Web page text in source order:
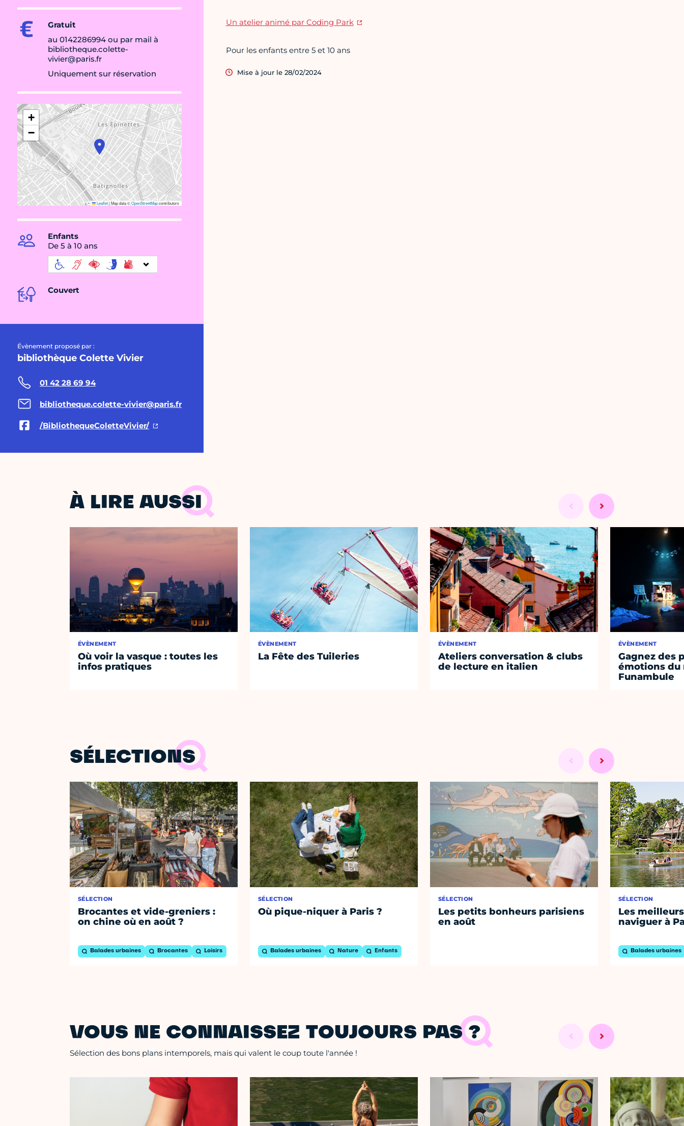
Gratuit
au 0142286994 ou par mail à
bibliotheque.colette-
vivier@paris.fr
Uniquement sur réservation
+
−
Leaflet|Map data ©OpenStreetMapcontributors
Enfants
De 5 à 10 ans
Couvert
Évènement proposé par :
bibliothèque Colette Vivier
01 42 28 69 94
bibliotheque.colette-vivier@paris.fr
/BibliothequeColetteVivier/
Un atelier animé par Coding Park
Pour les enfants entre 5 et 10 ans
Mise à jour le 28/02/2024
À LIRE AUSSI
ÉVÈNEMENT
Où voir la vasque : toutes les
infos pratiques
ÉVÈNEMENT
La Fête des Tuileries
ÉVÈNEMENT
Ateliers conversation & clubs
de lecture en italien
ÉVÈNEMENT
Gagnez des
émotions du
Funambule
SÉLECTIONS
SÉLECTION
Brocantes et vide-greniers :
on chine où en août ?
Balades urbaines Brocantes Loisirs
SÉLECTION
Où pique-niquer à Paris ?
Balades urbaines Nature Enfants
SÉLECTION
Les petits bonheurs parisiens
en août
SÉLECTION
Les
naviguer à
Balades urbaines
VOUS NE CONNAISSEZ TOUJOURS PAS ?
Sélection des bons plans intemporels, mais qui valent le coup toute l'année !